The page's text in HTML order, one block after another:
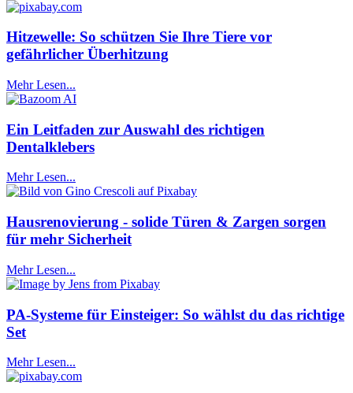
Hitzewelle: So schützen Sie Ihre Tiere vor
gefährlicher Überhitzung
Mehr Lesen...
Ein Leitfaden zur Auswahl des richtigen
Dentalklebers
Mehr Lesen...
Hausrenovierung - solide Türen & Zargen sorgen
für mehr Sicherheit
Mehr Lesen...
PA-Systeme für Einsteiger: So wählst du das richtige
Set
Mehr Lesen...